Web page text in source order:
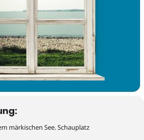
märkischen See. Schauplatz